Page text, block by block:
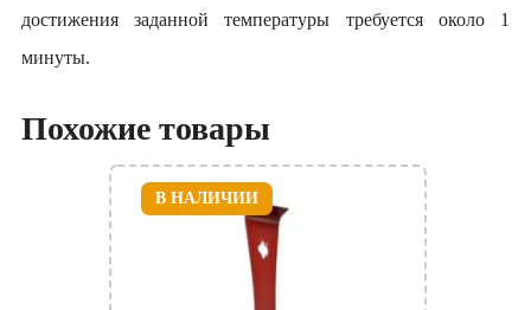
достижения заданной температуры требуется около 1
минуты.
Похожие товары
В НАЛИЧИИ